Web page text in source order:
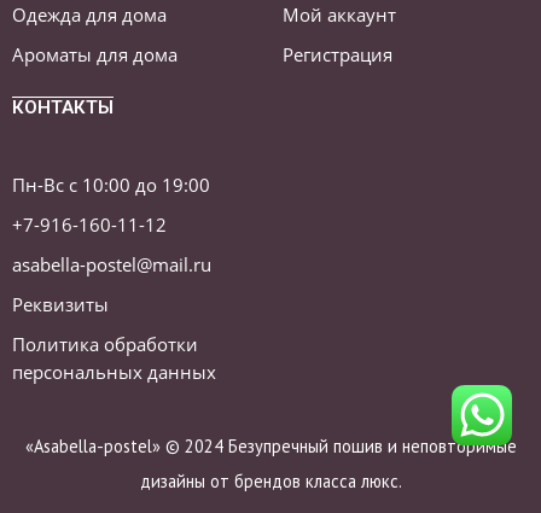
Одежда для дома
Ароматы для дома
Мой аккаунт
Регистрация
КОНТАКТЫ
Пн-Вс с 10:00 до 19:00
+7-916-160-11-12
asabella-postel@mail.ru
Реквизиты
Политика обработки
персональных данных
«Asabella-postel» © 2024 Безупречный пошив и неповторимые
дизайны от брендов класса люкс.